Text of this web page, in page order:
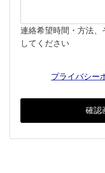
連絡希望時間・方法、
してください
プライバシー